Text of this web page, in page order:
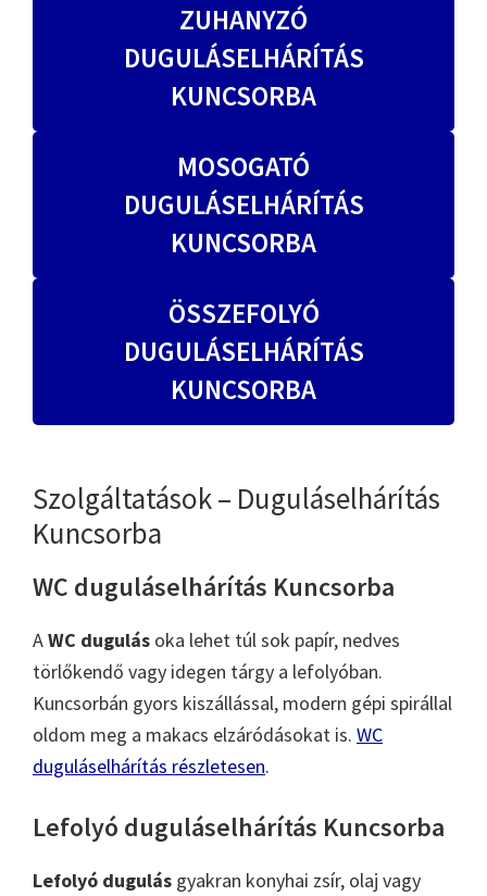
ZUHANYZÓ
DUGULÁSELHÁRÍTÁS
KUNCSORBA
MOSOGATÓ
DUGULÁSELHÁRÍTÁS
KUNCSORBA
ÖSSZEFOLYÓ
DUGULÁSELHÁRÍTÁS
KUNCSORBA
Szolgáltatások – Duguláselhárítás
Kuncsorba
WC duguláselhárítás Kuncsorba
AWC dugulás oka lehet túl sok papír, nedves
törlőkendő vagy idegen tárgy a lefolyóban.
Kuncsorbán gyors kiszállással, modern gépi spirállal
oldom meg a makacs elzáródásokat is. WC
duguláselhárítás részletesen.
Lefolyó duguláselhárítás Kuncsorba
Lefolyó dugulás gyakran konyhai zsír, olaj vagy